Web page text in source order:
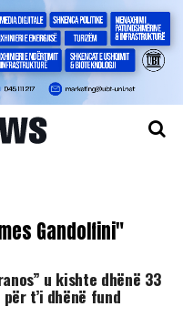
Gandolfini"
u kishte dhënë 33
t’i dhënë fund